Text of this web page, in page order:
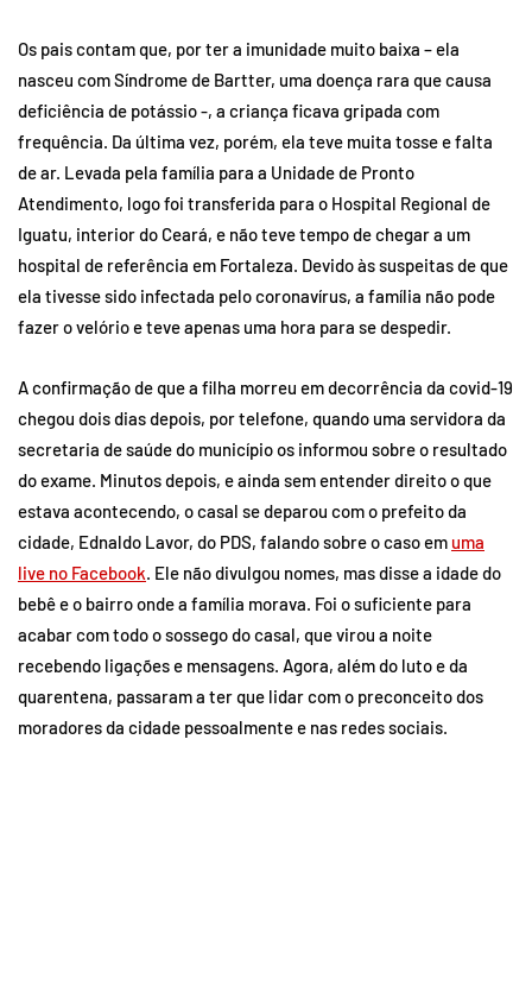
Os pais contam que, por ter a imunidade muito baixa – ela
nasceu com Síndrome de Bartter, uma doença rara que causa
deficiência de potássio -, a criança ficava gripada com
frequência. Da última vez, porém, ela teve muita tosse e falta
de ar. Levada pela família para a Unidade de Pronto
Atendimento, logo foi transferida para o Hospital Regional de
Iguatu, interior do Ceará, e não teve tempo de chegar a um
hospital de referência em Fortaleza. Devido às suspeitas de que
ela tivesse sido infectada pelo coronavírus, a família não pode
fazer o velório e teve apenas uma hora para se despedir.
A confirmação de que a filha morreu em decorrência da covid-19
chegou dois dias depois, por telefone, quando uma servidora da
secretaria de saúde do município os informou sobre o resultado
do exame. Minutos depois, e ainda sem entender direito o que
estava acontecendo, o casal se deparou com o prefeito da
cidade, Ednaldo Lavor, do PDS, falando sobre o caso em uma
live no Facebook. Ele não divulgou nomes, mas disse a idade do
bebê e o bairro onde a família morava. Foi o suficiente para
acabar com todo o sossego do casal, que virou a noite
recebendo ligações e mensagens. Agora, além do luto e da
quarentena, passaram a ter que lidar com o preconceito dos
moradores da cidade pessoalmente e nas redes sociais.